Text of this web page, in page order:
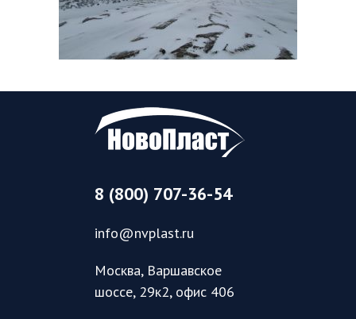
8 (800) 707-36-54
info@nvplast.ru
Москва, Варшавское
шоссе, 29к2, офис 406